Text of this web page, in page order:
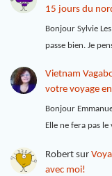
15 jours du
Bonjour Sylvie
passe bien. Je
Vietnam
votre voyage
Bonjour
Elle ne fera pas
Robertsur
avec moi!